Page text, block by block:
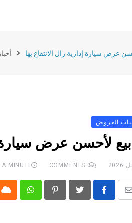
عرض سيارة إدارية زال الانتفاع بها أخبار
العروض
بيع لأحسن عرض سيارة
0
A MINUTE
Pinterest
Whatsapp
Share